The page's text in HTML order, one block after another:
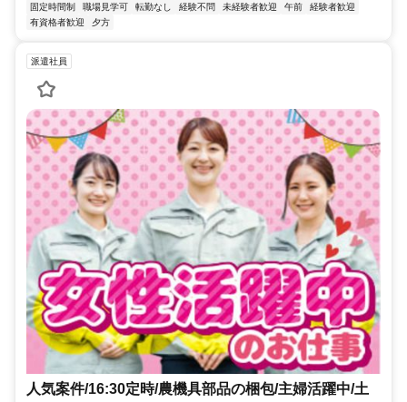
固定時間制
職場見学可 転勤なし 経験不問 未経験者歓迎 午前
経験者歓迎
有資格者歓迎
夕方
派遣社員
人気案件/16:30定時/農機具部品の梱包/主婦活躍中/土